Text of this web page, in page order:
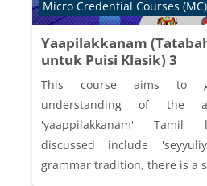
Yaapilakkanam
untuk Puisi Klasik) 3
Course category
Micro Credential Courses (MC)
This course aims to
understanding of the
'yaappilakkanam' Tamil
discussed include
grammar tradition, there is a